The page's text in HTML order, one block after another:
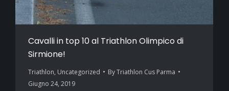
Cavalli in top 10 al Triathlon Olimpico di
Sirmione!
Triathlon, Uncategorized ByTriathlon Cus Parma
Giugno 24, 2019